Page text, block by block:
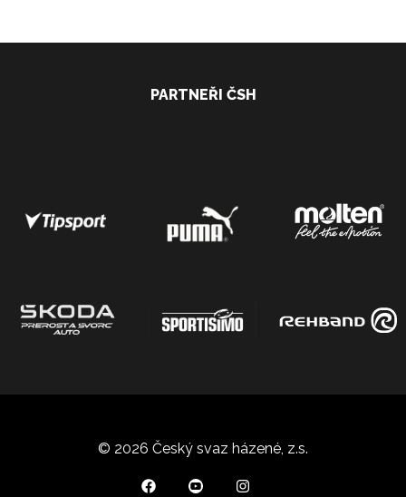
PARTNEŘI ČSH
© 2026 Český svaz házené, z.s.